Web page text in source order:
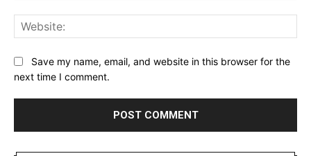
Save my name, email, and website in this browser for the
next time I comment.